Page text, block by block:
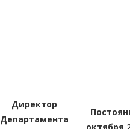
Директор
Департамента